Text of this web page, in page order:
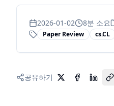
2026-01-02 8분 소요
Paper Review
cs.CL
공유하기